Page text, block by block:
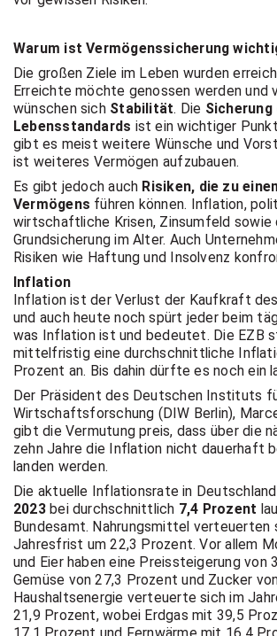
atung
Warum ist Vermögenssicherung
Die großen Ziele im Leben wurden
Erreichte möchte genossen werden und
wünschen sich Stabilität. Die Sicherung
Lebensstandards ist ein wichtiger
gibt es meist weitere Wünsche und
ist weiteres Vermögen aufzubauen.
Es gibt jedoch auch Risiken, die zu
Vermögens führen können. Inflation,
wirtschaftliche Krisen, Zinsumfeld sowie
Grundsicherung im Alter. Auch
Risiken wie Haftung und Insolvenz
Inflation
Inflation ist der Verlust der Kaufkraft
und auch heute noch spürt jeder beim
was Inflation ist und bedeutet. Die EZB
mittelfristig eine durchschnittliche
Prozent an. Bis dahin dürfte es noch ein
Der Präsident des Deutschen Instituts
Wirtschaftsforschung (DIW Berlin),
gibt die Vermutung preis, dass über die
zehn Jahre die Inflation nicht dauerhaft
landen werden.
Die aktuelle Inflationsrate in
2023bei durchschnittlich 7,4 Prozent
Bundesamt. Nahrungsmittel verteuerten
Jahresfrist um 22,3 Prozent. Vor allem
und Eier haben eine Preissteigerung von
Gemüse von 27,3 Prozent und Zucker
Haushaltsenergie verteuerte sich im
21,9 Prozent, wobei Erdgas mit 39,5
17,1 Prozent und Fernwärme mit 16,4